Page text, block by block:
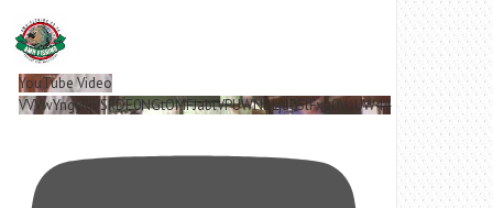
YouTube Video
VVVwYngyRjVSRDE0NGtOMFJablVPUWNBLjd0SlFxa0VoUW44